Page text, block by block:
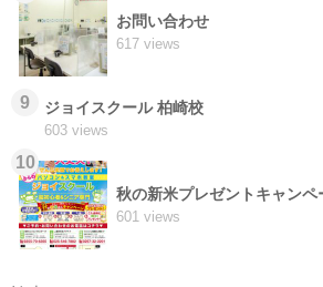
お問い合わせ
617 views
9 ジョイスクール 柏崎校
603 views
10
秋の新米プレゼントキャンペ
601 views